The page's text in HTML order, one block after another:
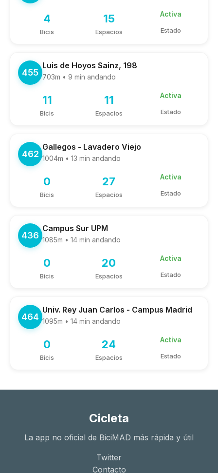
4
Bicis
15
Espacios
Activa
Estado
455
Luis de Hoyos Sainz, 198
703m • 9 min andando
11
Bicis
11
Espacios
Activa
Estado
462
Gallegos - Lavadero Viejo
1004m • 13 min andando
0
Bicis
27
Espacios
Activa
Estado
436
Campus Sur UPM
1085m • 14 min andando
0
Bicis
20
Espacios
Activa
Estado
464
Univ. Rey Juan Carlos - Campus Madrid
1095m • 14 min andando
0
Bicis
24
Espacios
Activa
Estado
Cicleta
La app no oficial de BiciMAD más rápida y útil
Twitter
Contacto